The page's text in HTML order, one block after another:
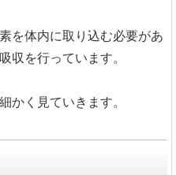
を体内に取り込む必要があ
収を行っています。
かく見ていきます。